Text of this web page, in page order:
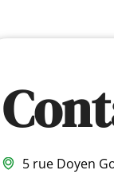
5 rue Doyen